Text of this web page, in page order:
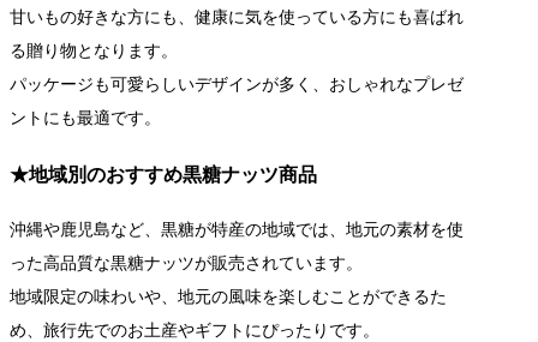
甘いもの好きな方にも、健康に気を使っている方にも喜ばれ
る贈り物となります。
パッケージも可愛らしいデザインが多く、おしゃれなプレゼ
ントにも最適です。
★地域別のおすすめ黒糖ナッツ商品
沖縄や鹿児島など、黒糖が特産の地域では、地元の素材を使
った高品質な黒糖ナッツが販売されています。
地域限定の味わいや、地元の風味を楽しむことができるた
め、旅行先でのお土産やギフトにぴったりです。